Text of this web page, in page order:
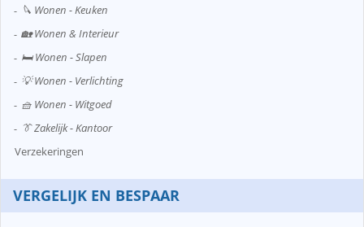
🔪 Wonen - Keuken
🏡 Wonen & Interieur
🛏️ Wonen - Slapen
💡 Wonen - Verlichting
🧺 Wonen - Witgoed
👔 Zakelijk - Kantoor
Verzekeringen
VERGELIJK EN BESPAAR